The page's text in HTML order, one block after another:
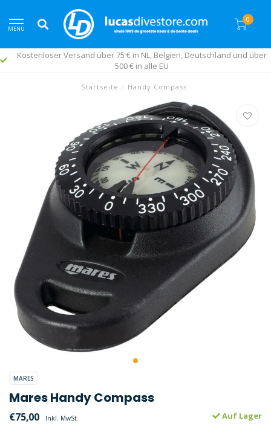
MENU
0
Kostenloser Versand über 75 € in NL, Belgien, Deutschland und über
500 € in alle EU
Startseite / Handy Compass
MARES
Mares Handy Compass
€75,00 Inkl. MwSt. Auf Lager